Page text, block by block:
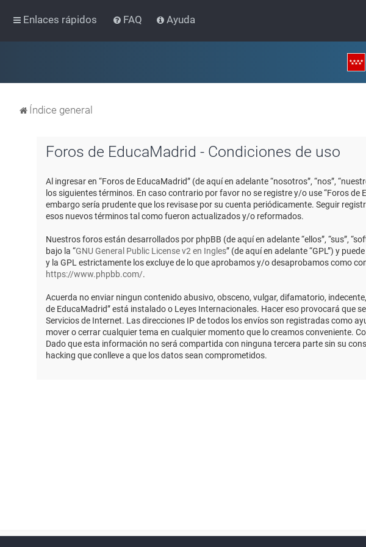
Enlaces rápidos FAQ Ayuda
Índice general
Foros de EducaMadrid - Condiciones de uso
Al ingresar en “Foros de EducaMadrid” (de aquí en adelante “nosotros”, “nos”,
los siguientes términos. En caso contrario por favor no se registre y/o use “Foros
embargo sería prudente que los revisase por su cuenta periódicamente. Seguir
esos nuevos términos tal como fueron actualizados y/o reformados.
Nuestros foros están desarrollados por phpBB (de aquí en adelante “ellos”, “sus”,
bajo la “GNU General Public License v2 en Ingles” (de aquí en adelante “GPL”) y
y la GPL estrictamente los excluye de lo que aprobamos y/o desaprobamos como
https://www.phpbb.com/.
Acuerda no enviar ningun contenido abusivo, obsceno, vulgar, difamatorio,
de EducaMadrid” está instalado o Leyes Internacionales. Hacer eso provocará que
Servicios de Internet. Las direcciones IP de todos los envíos son registradas como
mover o cerrar cualquier tema en cualquier momento que lo creamos conveniente.
Dado que esta información no será compartida con ninguna tercera parte sin su
hacking que conlleve a que los datos sean comprometidos.